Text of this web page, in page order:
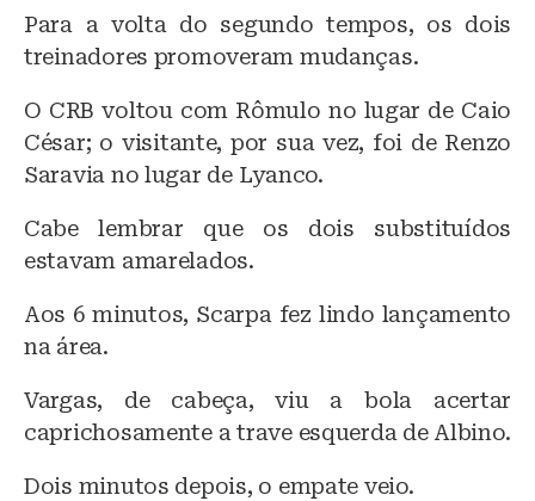
Para a volta do segundo tempos, os dois
treinadores promoveram mudanças.
O CRB voltou com Rômulo no lugar de Caio
César; o visitante, por sua vez, foi de Renzo
Saravia no lugar de Lyanco.
Cabe lembrar que os dois substituídos
estavam amarelados.
Aos 6 minutos, Scarpa fez lindo lançamento
na área.
Vargas, de cabeça, viu a bola acertar
caprichosamente a trave esquerda de Albino.
Dois minutos depois, o empate veio.